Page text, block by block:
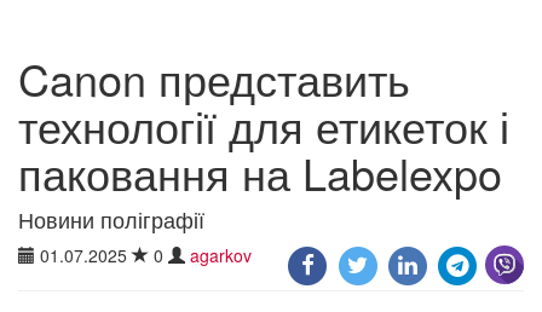
Canon представить
технології для етикеток і
паковання на Labelexpo
Новини поліграфії
01.07.2025 0 agarkov